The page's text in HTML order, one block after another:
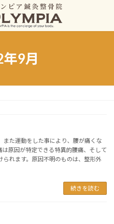
9月
た運動をした事により、腰が痛くな
原因が特定できる特異的腰痛、そして
れます。原因不明のものは、整形外
続きを読む